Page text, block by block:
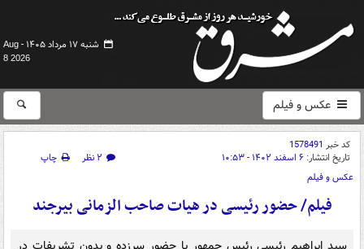
شنبه ۱۷ مرداد ۱۴۰۵ -
Aug
8 2026
عکس و فیلم
کد خبر 1578491
تاریخ انتشار: ۶ اسفند ۱۴۰۲ - ۱۰:۵۳ ۲ نظر
چاپ
عکس و فیلم
فیلم/ حضور رئیسی در هیات صاحب الزمانی بیرجند